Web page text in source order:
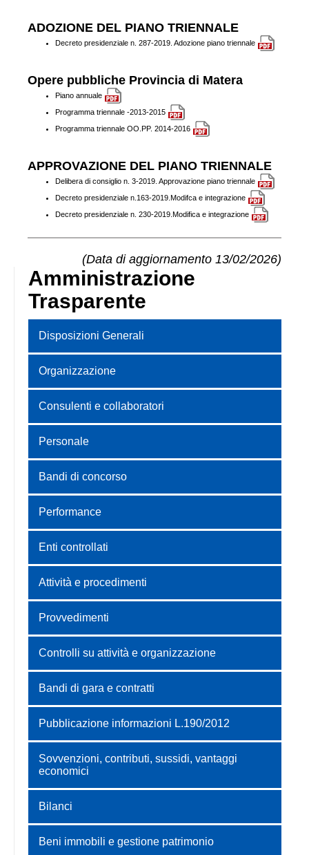
ADOZIONE DEL PIANO TRIENNALE
Decreto presidenziale n. 287-2019. Adozione piano triennale
Opere pubbliche Provincia di Matera
Piano annuale
Programma triennale -2013-2015
Programma triennale OO.PP. 2014-2016
APPROVAZIONE DEL PIANO TRIENNALE
Delibera di consiglio n. 3-2019. Approvazione piano triennale
Decreto presidenziale n.163-2019.Modifca e integrazione
Decreto presidenziale n. 230-2019.Modifica e integrazione
(Data di aggiornamento 13/02/2026)
Amministrazione
Trasparente
Disposizioni Generali
Organizzazione
Consulenti e collaboratori
Personale
Bandi di concorso
Performance
Enti controllati
Attività e procedimenti
Provvedimenti
Controlli su attività e organizzazione
Bandi di gara e contratti
Pubblicazione informazioni L.190/2012
Sovvenzioni, contributi, sussidi, vantaggi
economici
Bilanci
Beni immobili e gestione patrimonio